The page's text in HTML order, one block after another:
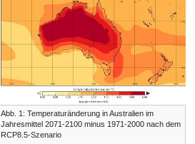
Abb. 1: Temperaturänderung in Australien im
Jahresmittel 2071-2100 minus 1971-2000 nach dem
RCP8.5-Szenario